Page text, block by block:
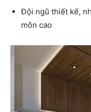
Đội ngũ thiết kế,
môn cao